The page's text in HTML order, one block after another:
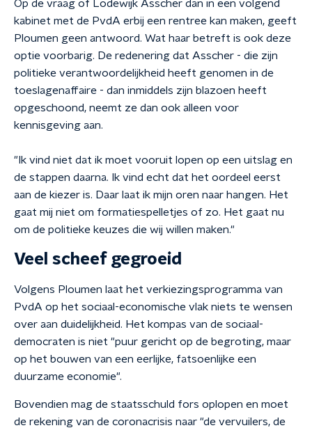
Op de vraag of Lodewijk Asscher dan in een volgend
kabinet met de PvdA erbij een rentree kan maken, geeft
Ploumen geen antwoord. Wat haar betreft is ook deze
optie voorbarig. De redenering dat Asscher - die zijn
politieke verantwoordelijkheid heeft genomen in de
toeslagenaffaire - dan inmiddels zijn blazoen heeft
opgeschoond, neemt ze dan ook alleen voor
kennisgeving aan.
"Ik vind niet dat ik moet vooruit lopen op een uitslag en
de stappen daarna. Ik vind echt dat het oordeel eerst
aan de kiezer is. Daar laat ik mijn oren naar hangen. Het
gaat mij niet om formatiespelletjes of zo. Het gaat nu
om de politieke keuzes die wij willen maken."
Veel scheef gegroeid
Volgens Ploumen laat het verkiezingsprogramma van
PvdA op het sociaal-economische vlak niets te wensen
over aan duidelijkheid. Het kompas van de sociaal-
democraten is niet "puur gericht op de begroting, maar
op het bouwen van een eerlijke, fatsoenlijke een
duurzame economie".
Bovendien mag de staatsschuld fors oplopen en moet
de rekening van de coronacrisis naar "de vervuilers, de